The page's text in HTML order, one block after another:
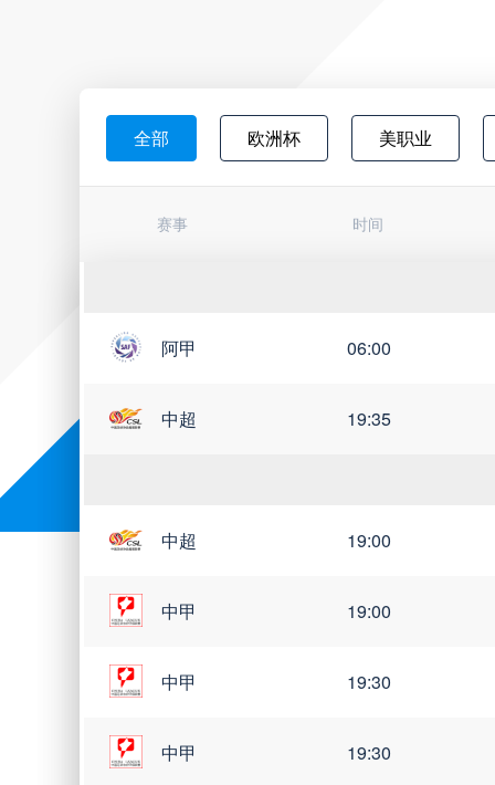
全部 欧洲杯 美职业
日职联
世亚预
赛事 时间
阿甲 06:00
中超 19:35
中超 19:00
中甲 19:00
中甲 19:30
中甲 19:30